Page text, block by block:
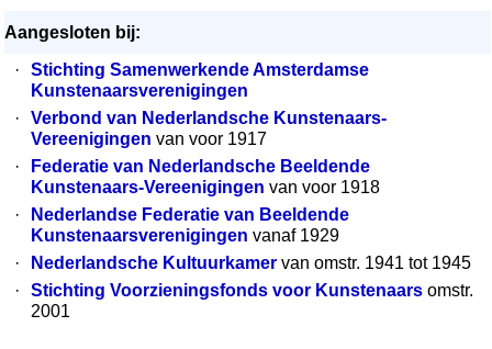
Aangesloten bij:
·
Stichting Samenwerkende Amsterdamse
Kunstenaarsverenigingen
·
Verbond van Nederlandsche Kunstenaars-
Vereenigingen van voor 1917
·
Federatie van Nederlandsche Beeldende
Kunstenaars-Vereenigingen van voor 1918
·
Nederlandse Federatie van Beeldende
Kunstenaarsverenigingen vanaf 1929
·
Nederlandsche Kultuurkamer van omstr. 1941 tot 1945
·
Stichting Voorzieningsfonds voor Kunstenaars omstr.
2001